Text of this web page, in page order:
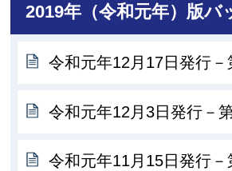
2019年（令和元年）版バ
令和元年12月17日発行－
令和元年12月3日発行－
令和元年11月15日発行－